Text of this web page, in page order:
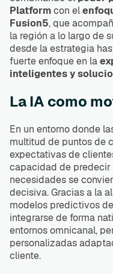
Platformcon el
Fusion5, que
la región a lo largo de
desde la estrategia
fuerte enfoque en la
inteligentes y
La IA como
En un entorno donde
multitud de puntos de
expectativas de
capacidad de
necesidades se
decisiva. Gracias a la
modelos predictivos
integrarse de forma
entornos omnicanal,
personalizadas
cliente.